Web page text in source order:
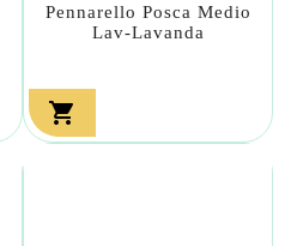
Pennarello Posca Medio
Lav-Lavanda
